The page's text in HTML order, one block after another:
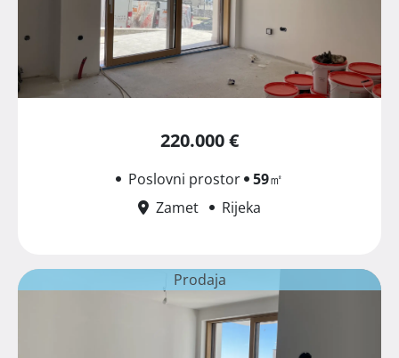
220.000 €
Poslovni prostor 59㎡
Zamet
Rijeka
Prodaja